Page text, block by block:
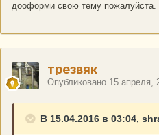
дооформи свою тему пожалуйста.
трезвяк
Опубликовано 15 апреля,
В 15.04.2016 в 03:04,